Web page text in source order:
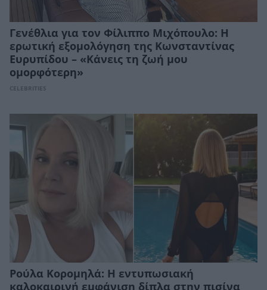
Γενέθλια για τον Φίλιππο Μιχόπουλο: Η
ερωτική εξομολόγηση της Κωνσταντίνας
Ευρυπίδου – «Κάνεις τη ζωή μου
ομορφότερη»
CELEBRITIES
Ρούλα Κορομηλά: Η εντυπωσιακή
καλοκαιρινή εμφάνιση δίπλα στην πισίνα